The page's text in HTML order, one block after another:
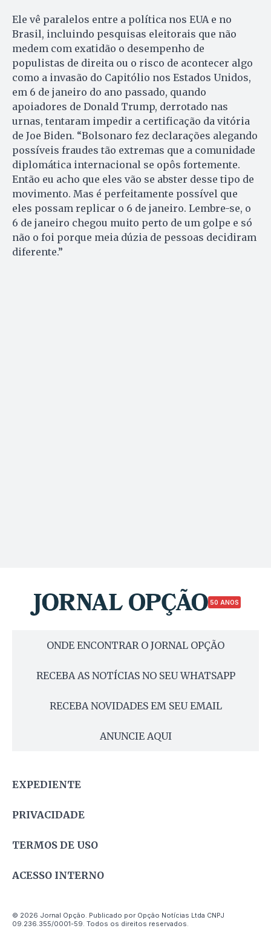
Ele vê paralelos entre a política nos EUA e no
Brasil, incluindo pesquisas eleitorais que não
medem com exatidão o desempenho de
populistas de direita ou o risco de acontecer algo
como a invasão do Capitólio nos Estados Unidos,
em 6 de janeiro do ano passado, quando
apoiadores de Donald Trump, derrotado nas
urnas, tentaram impedir a certificação da vitória
de Joe Biden. “Bolsonaro fez declarações alegando
possíveis fraudes tão extremas que a comunidade
diplomática internacional se opôs fortemente.
Então eu acho que eles vão se abster desse tipo de
movimento. Mas é perfeitamente possível que
eles possam replicar o 6 de janeiro. Lembre-se, o
6 de janeiro chegou muito perto de um golpe e só
não o foi porque meia dúzia de pessoas decidiram
diferente.”
50 ANOS
ONDE ENCONTRAR O JORNAL OPÇÃO
RECEBA AS NOTÍCIAS NO SEU WHATSAPP
RECEBA NOVIDADES EM SEU EMAIL
ANUNCIE AQUI
EXPEDIENTE
PRIVACIDADE
TERMOS DE USO
ACESSO INTERNO
© 2026 Jornal Opção. Publicado por Opção Notícias Ltda CNPJ
09.236.355/0001-59. Todos os direitos reservados.